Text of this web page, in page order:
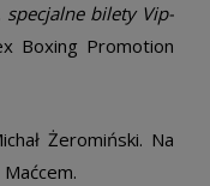
specjalne bilety Vip­
Boxing Promotion
Żeromiński. Na